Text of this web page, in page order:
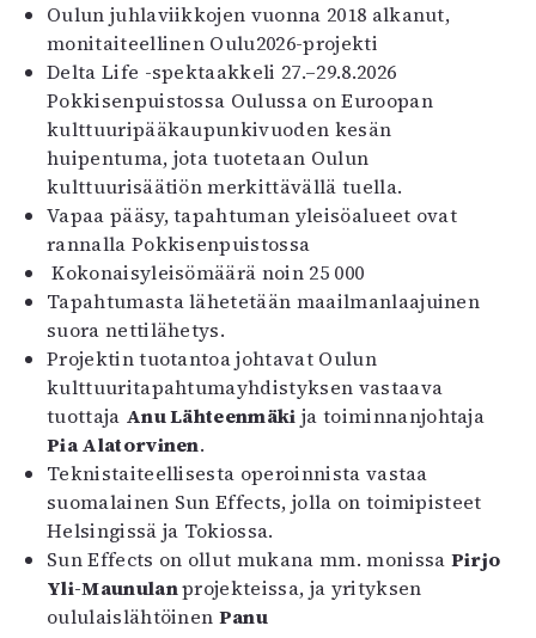
Oulun juhlaviikkojen vuonna 2018 alkanut,
monitaiteellinen Oulu2026-projekti
Delta Life -spektaakkeli 27.–29.8.2026
Pokkisenpuistossa Oulussa on Euroopan
kulttuuripääkaupunkivuoden kesän
huipentuma, jota tuotetaan Oulun
kulttuurisäätiön merkittävällä tuella.
Vapaa pääsy, tapahtuman yleisöalueet ovat
rannalla Pokkisenpuistossa
Kokonaisyleisömäärä noin 25 000
Tapahtumasta lähetetään maailmanlaajuinen
suora nettilähetys.
Projektin tuotantoa johtavat Oulun
kulttuuritapahtumayhdistyksen vastaava
tuottaja Anu Lähteenmäki ja toiminnanjohtaja
Pia Alatorvinen.
Teknistaiteellisesta operoinnista vastaa
suomalainen Sun Effects, jolla on toimipisteet
Helsingissä ja Tokiossa.
Sun Effects on ollut mukana mm. monissa Pirjo
Yli-Maunulanprojekteissa, ja yrityksen
oululaislähtöinen Panu